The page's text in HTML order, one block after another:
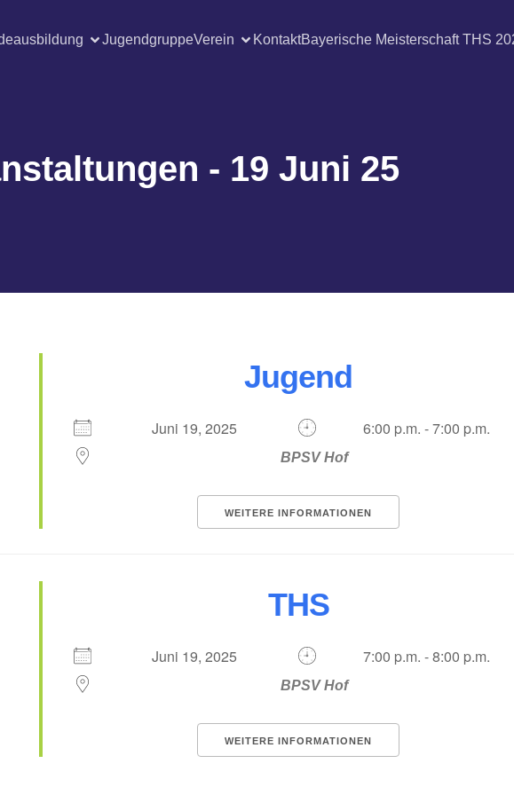
JugendgruppeVerein KontaktBayerische Meisterschaft THS
- 19 Juni 25
Jugend
Juni 19, 2025 6:00 p.m. - 7:00 p.m.
BPSV Hof
WEITERE INFORMATIONEN
THS
Juni 19, 2025 7:00 p.m. - 8:00 p.m.
BPSV Hof
WEITERE INFORMATIONEN